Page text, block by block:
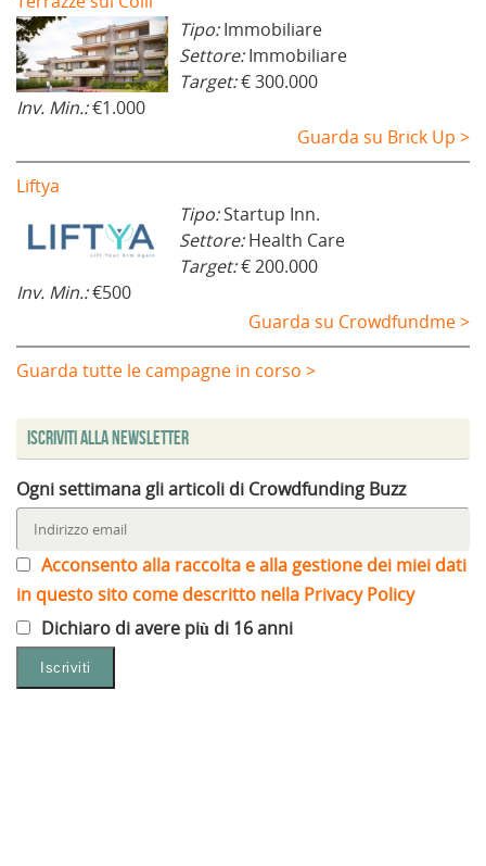
Tipo:Immobiliare
Settore:Immobiliare
Target:€ 300.000
Inv. Min.:€1.000
Guarda su Brick Up >
Liftya
Tipo:Startup Inn.
Settore:Health Care
Target:€ 200.000
Inv. Min.:€500
Guarda su Crowdfundme >
Guarda tutte le campagne in corso >
Iscriviti alla Newsletter
Ogni settimana gli articoli di Crowdfunding Buzz
Acconsento alla raccolta e alla gestione dei miei dati
in questo sito come descritto nella Privacy Policy
Dichiaro di avere più di 16 anni